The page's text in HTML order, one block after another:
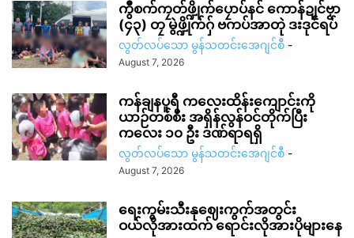
ကွဳစက်ကၠတ်ဖ္ဍိုက်ပၠောပ်နင် ကောန်ဍုင်ဗၟာ
(၄၃) တၠ မွဲဖ္ဍိုက်ဂှ် ဗကပ်အာတုဲ ဒးဒုင်ရပ်
လွတ်လပ်သော မွန်သတင်းအေဂျင်စီ -
August 7, 2026
ကန်ချနပူရီ ကလေးထိန်းကျောင်းကို
ယာဉ်တစ်စီး အရှိန်လွန်ဝင်တိုက်ပြီး
ကလေး ၁၀ ဦး ဒဏ်ရာရရှိ
လွတ်လပ်သော မွန်သတင်းအေဂျင်စီ -
August 7, 2026
ရေးကွမ်းသီးနုဈေးကွက်အတွင်း
ဝယ်လိုအားထက် ရောင်းလိုအားပိုများနေ